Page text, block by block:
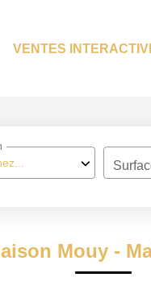
VENTES
Mouy -